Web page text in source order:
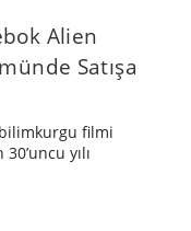
Alien
Satışa
filmi
yılı